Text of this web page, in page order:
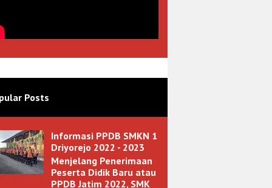
Posts
Informasi PPDB SMKN 1
Driyorejo 2022 - 2023
Menjelang Penerimaan
Peserta Didik Baru atau
PPDB Jatim 2022, SMK